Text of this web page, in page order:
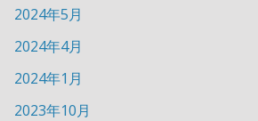
2024年5月
2024年4月
2024年1月
2023年10月